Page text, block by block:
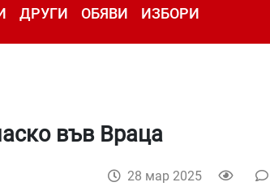
ДРУГИ ОБЯВИ ИЗБОРИ
във Враца
28 мар 2025